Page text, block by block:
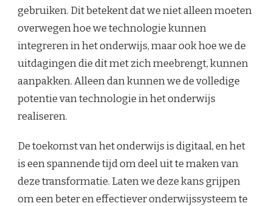
gebruiken. Dit betekent dat we niet alleen moeten
overwegen hoe we technologie kunnen
integreren in het onderwijs, maar ook hoe we de
uitdagingen die dit met zich meebrengt, kunnen
aanpakken. Alleen dan kunnen we de volledige
potentie van technologie in het onderwijs
realiseren.
De toekomst van het onderwijs is digitaal, en het
is een spannende tijd om deel uit te maken van
deze transformatie. Laten we deze kans grijpen
om een beter en effectiever onderwijssysteem te